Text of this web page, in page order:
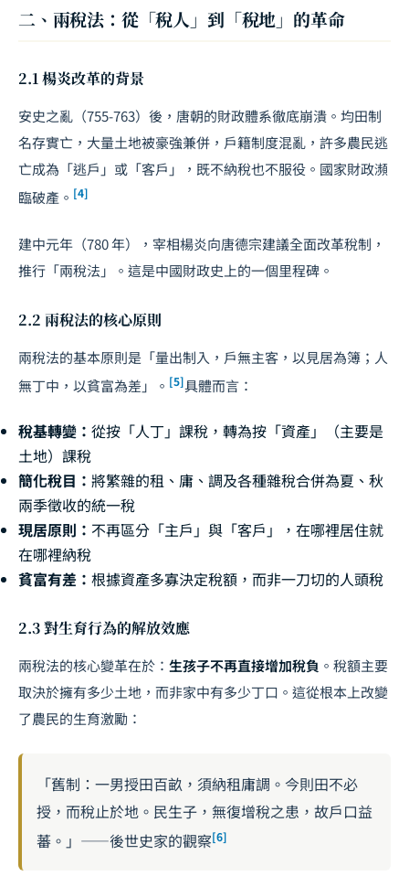
二、兩稅法：從「稅人」到「稅地」的革命
2.1 楊炎改革的背景
安史之亂（755-763）後，唐朝的財政體系徹底崩潰。均田制
名存實亡，大量土地被豪強兼併，戶籍制度混亂，許多農民逃
亡成為「逃戶」或「客戶」，既不納稅也不服役。國家財政瀕
臨破產。 [4]
建中元年（780 年），宰相楊炎向唐德宗建議全面改革稅制，
推行「兩稅法」。這是中國財政史上的一個里程碑。
2.2 兩稅法的核心原則
兩稅法的基本原則是「量出制入，戶無主客，以見居為簿；人
無丁中，以貧富為差」。 [5]具體而言：
稅基轉變： 從按「人丁」課稅，轉為按「資產」（主要是
土地）課稅
簡化稅目： 將繁雜的租、庸、調及各種雜稅合併為夏、秋
兩季徵收的統一稅
現居原則： 不再區分「主戶」與「客戶」，在哪裡居住就
在哪裡納稅
貧富有差： 根據資產多寡決定稅額，而非一刀切的人頭稅
2.3 對生育行為的解放效應
兩稅法的核心變革在於： 生孩子不再直接增加稅負 。稅額主要
取決於擁有多少土地，而非家中有多少丁口。這從根本上改變
了農民的生育激勵：
「舊制：一男授田百畝，須納租庸調。今則田不必
授，而稅止於地。民生子，無復增稅之患，故戶口益
蕃。」——後世史家的觀察[6]